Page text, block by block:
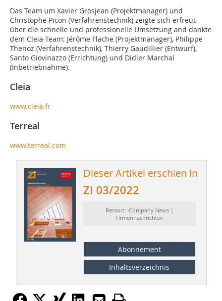
Das Team um Xavier Grosjean (Projektmanager) und
Christophe Picon (Verfahrenstechnik) zeigte sich erfreut
über die schnelle und professionelle Umsetzung and dankte
dem Cleia-Team: Jérôme Flache (Projektmanager), Philippe
Thenoz (Verfahrenstechnik), Thierry Gaudillier (Entwurf),
Santo Giovinazzo (Errichtung) und Didier Marchal
(Inbetriebnahme).
Cleia
www.cleia.fr
Terreal
www.terreal.com
Dieser Artikel erschien in
ZI 03/2022
Ressort: Company News |
Firmennachrichten
Abonnement
Inhaltsverzeichnis